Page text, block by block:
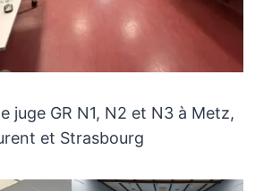
juge GR N1, N2 et N3 à Metz,
et Strasbourg